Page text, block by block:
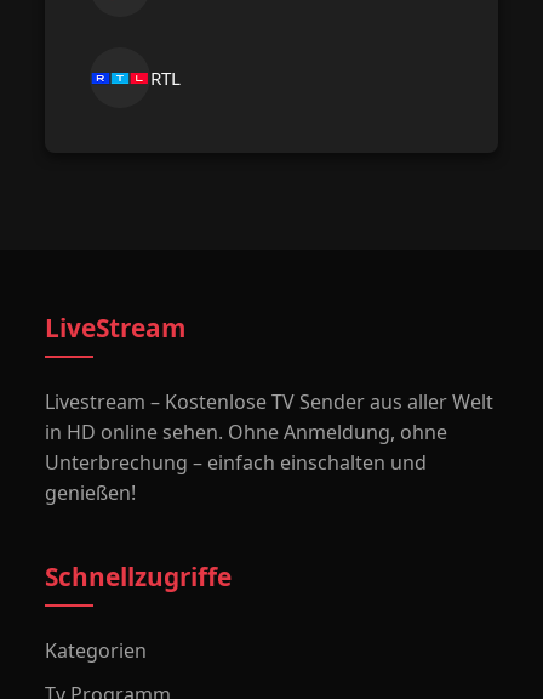
RTL
LiveStream
Livestream – Kostenlose TV Sender aus aller Welt
in HD online sehen. Ohne Anmeldung, ohne
Unterbrechung – einfach einschalten und
genießen!
Schnellzugriffe
Kategorien